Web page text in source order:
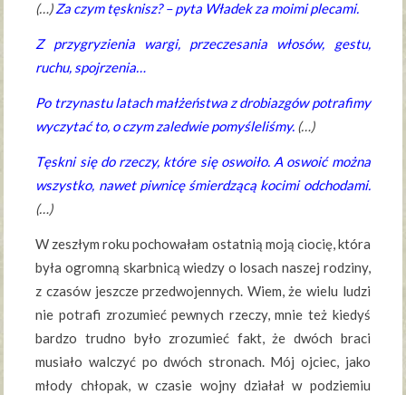
(…)Za czym tęsknisz? – pyta Władek za moimi plecami.
Z przygryzienia wargi, przeczesania włosów, gestu,
ruchu, spojrzenia…
Po trzynastu latach małżeństwa z drobiazgów potrafimy
wyczytać to, o czym zaledwie pomyśleliśmy. (…)
Tęskni się do rzeczy, które się oswoiło. A oswoić można
wszystko, nawet piwnicę śmierdzącą kocimi odchodami.
(…)
W zeszłym roku pochowałam ostatnią moją ciocię, która
była ogromną skarbnicą wiedzy o losach naszej rodziny,
z czasów jeszcze przedwojennych. Wiem, że wielu ludzi
nie potrafi zrozumieć pewnych rzeczy, mnie też kiedyś
bardzo trudno było zrozumieć fakt, że dwóch braci
musiało walczyć po dwóch stronach. Mój ojciec, jako
młody chłopak, w czasie wojny działał w podziemiu